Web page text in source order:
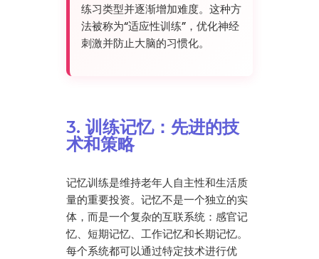
练习类型并逐渐增加难度。这种方
法被称为“适应性训练”，优化神经
刺激并防止大脑的习惯化。
3. 训练记忆：先进的技
术和策略
记忆训练是维持老年人自主性和生活质
量的重要投资。记忆不是一个独立的实
体，而是一个复杂的互联系统：感官记
忆、短期记忆、工作记忆和长期记忆。
每个系统都可以通过特定技术进行优